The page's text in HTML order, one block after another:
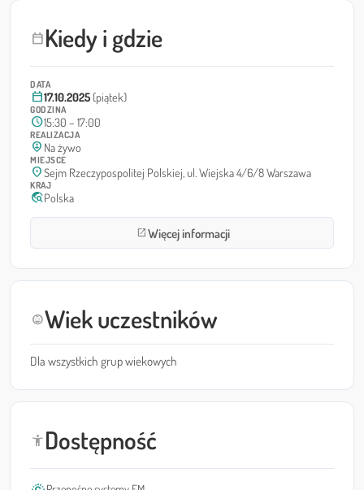
calendar_todayKiedy i gdzie
DATA
calendar_today17.10.2025 (piątek)
GODZINA
schedule15:30 – 17:00
REALIZACJA
person_pin_circle Na żywo
MIEJSCE
location_onSejm Rzeczypospolitej Polskiej, ul. Wiejska 4/6/8 Warszawa
KRAJ
travel_explorePolska
open_in_newWięcej informacji
child_careWiek uczestników
Dla wszystkich grup wiekowych
accessibility_newDostępność